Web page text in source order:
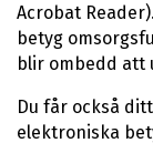
Acrobat
betyg
blir ombedd att
Du får också
elektroniska